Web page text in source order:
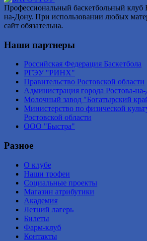
Профессиональный баскетбольный
на-Дону. При использовании любых
сайт обязательна.
Наши партнеры
Российская Федерация Баскетбола
РГЭУ "РИНХ"
Правительство Ростовской области
Администрация города Ростова-
Молочный завод "Богатырский
Министерство по физической
Ростовской области
ООО "Быстра"
Разное
О клубе
Наши трофеи
Социальные проекты
Магазин атрибутики
Академия
Летний лагерь
Билеты
Фарм-клуб
Контакты